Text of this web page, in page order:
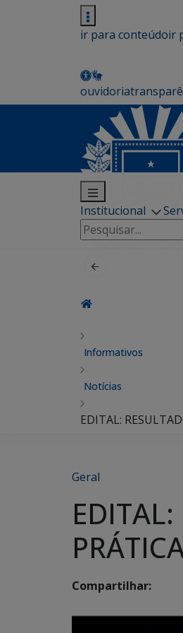
ir para conteúdoir
ouvidoria
Institucional
Pesquisar
por:
Informativos
Notícias
EDITAL:
Geral
EDITAL:
Compartilhar: